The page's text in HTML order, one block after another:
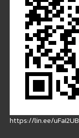
https://lin.ee/uFaI2UB